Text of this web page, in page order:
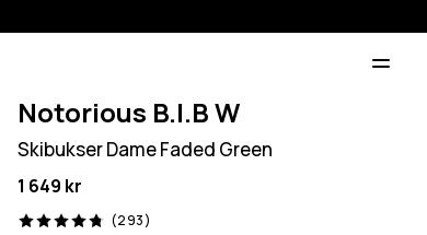
Notorious B.I.B W
Skibukser Dame Faded Green
1 649 kr
(293)
293 anmeldelser, 4.8/5